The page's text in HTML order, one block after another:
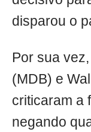
disparou o
Por sua
(MDB) e
criticaram a
negando